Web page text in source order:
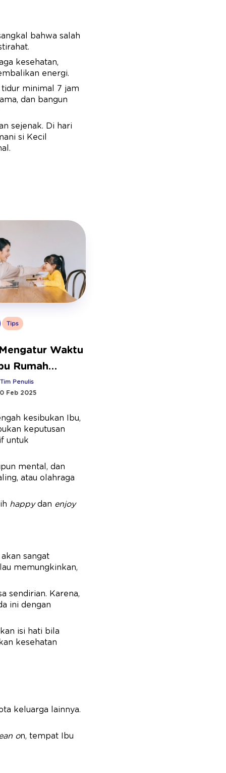
bahwa salah
kesehatan,
energi.
tidur minimal 7 jam
dan bangun
sejenak. Di hari
si Kecil
Tips
Waktu
Rumah
Bekerja
Tim Penulis
Feb 2025
kesibukan Ibu,
keputusan
untuk
mental, dan
atau olahraga
happydan enjoy
sangat
memungkinkan,
sendirian. Karena,
ini dengan
isi hati bila
kesehatan
keluarga lainnya.
on, tempat Ibu